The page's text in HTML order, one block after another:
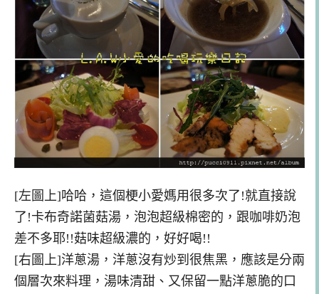
[左圖上]哈哈，這個梗小愛媽用很多次了!就直接說
了!卡布奇諾菌菇湯，泡泡超級棉密的，跟咖啡奶泡
差不多耶!!菇味超級濃的，好好喝!!
[右圖上]洋蔥湯，洋蔥沒有炒到很焦黑，應該是分兩
個層次來料理，湯味清甜、又保留一點洋蔥脆的口